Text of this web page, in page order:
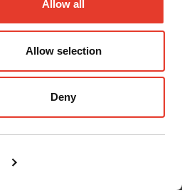
Allow all
Allow selection
Deny